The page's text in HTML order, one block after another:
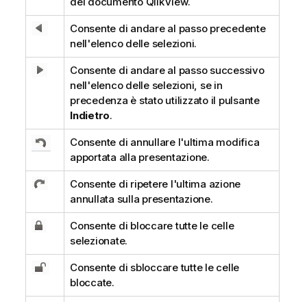
Consente di andare al passo precedente
nell'elenco delle selezioni.
Consente di andare al passo successivo
nell'elenco delle selezioni, se in
precedenza è stato utilizzato il pulsante
Indietro.
Consente di annullare l'ultima modifica
apportata alla presentazione.
Consente di ripetere l'ultima azione
annullata sulla presentazione.
Consente di bloccare tutte le celle
selezionate.
Consente di sbloccare tutte le celle
bloccate.